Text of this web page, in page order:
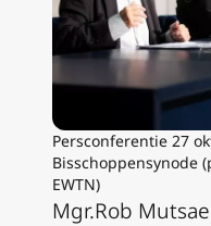
Persconferentie 27
Bisschoppensynode
EWTN)
Mgr.Rob